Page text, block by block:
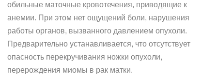
обильные маточные кровотечения, приводящие к
анемии. При этом нет ощущений боли, нарушения
работы органов, вызванного давлением опухоли.
Предварительно устанавливается, что отсутствует
опасность перекручивания ножки опухоли,
перерождения миомы в рак матки.